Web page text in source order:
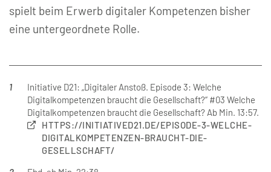
spielt beim Erwerb digitaler Kompetenzen bisher
eine untergeordnete Rolle.
1
Initiative D21: „Digitaler Anstoß. Episode 3: Welche
Digitalkompetenzen braucht die Gesellschaft?“ #03 Welche
Digitalkompetenzen braucht die Gesellschaft? Ab Min. 13:57.
HTTPS://INITIATIVED21.DE/EPISODE-3-WELCHE-
DIGITALKOMPETENZEN-BRAUCHT-DIE-
GESELLSCHAFT/